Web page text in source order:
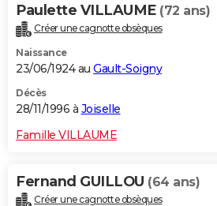
Paulette VILLAUME (72 ans)
Créer une cagnotte obsèques
Naissance
23/06/1924 au Gault-Soigny
Décès
28/11/1996 à Joiselle
Famille VILLAUME
Fernand GUILLOU (64 ans)
Créer une cagnotte obsèques